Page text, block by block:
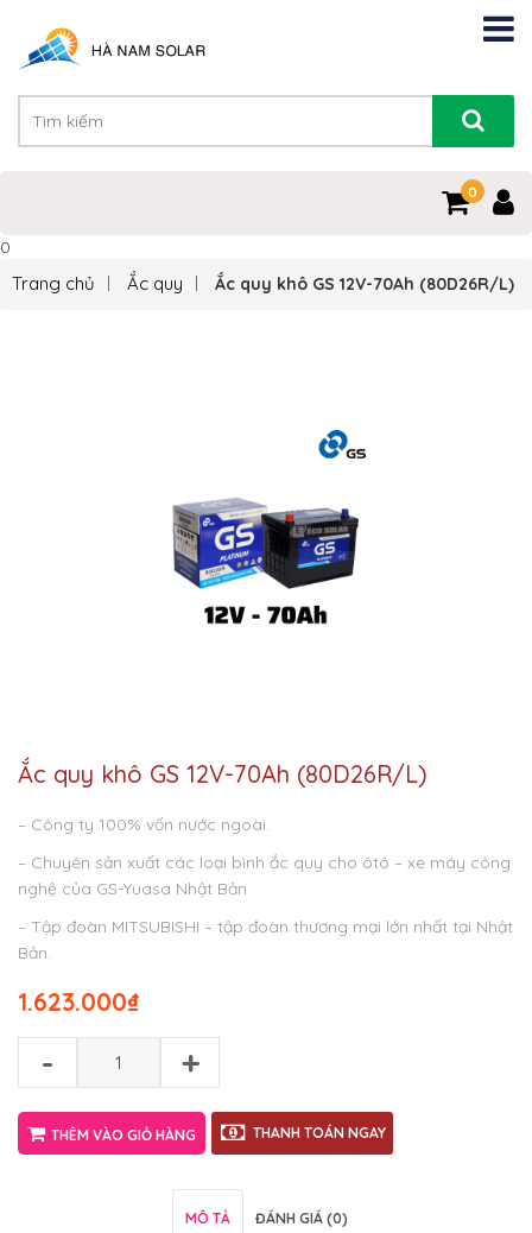
0
0
Trang chủ Ắc quy Ắc quy khô GS 12V-70Ah (80D26R/L)
Ắc quy khô GS 12V-70Ah (80D26R/L)
– Công ty 100% vốn nước ngoài.
– Chuyên sản xuất các loại bình ắc quy cho ôtô – xe máy công
nghệ của GS-Yuasa Nhật Bản
– Tập đoàn MITSUBISHI – tập đoàn thương mại lớn nhất tại Nhật
Bản.
₫
1.623.000
- +
THÊM VÀO GIỎ HÀNG THANH TOÁN NGAY
MÔ TẢ ĐÁNH GIÁ (0)